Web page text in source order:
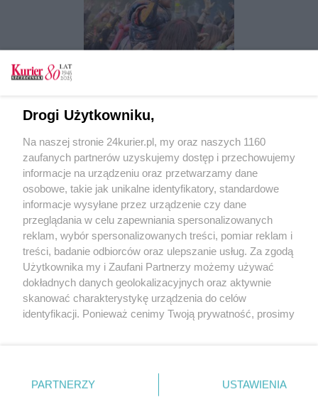
Tylko zalogowani użytkownicy mają możliwość
Zaloguj sięZarejestruj
POGODA
19℃
Zobacz prognozę na 3 dni
Copyright © 2022 Kurier Szczeciński sp. z o.o.
Drogi Użytkowniku,
Na naszej stronie 24kurier.pl, my oraz naszych 1160
zaufanych partnerów uzyskujemy dostęp i przechowujemy
informacje na urządzeniu oraz przetwarzamy dane
osobowe, takie jak unikalne identyfikatory, standardowe
informacje wysyłane przez urządzenie czy dane
przeglądania w celu zapewniania spersonalizowanych
reklam, wybór spersonalizowanych treści, pomiar reklam i
treści, badanie odbiorców oraz ulepszanie usług. Za zgodą
Użytkownika my i Zaufani Partnerzy możemy używać
dokładnych danych geolokalizacyjnych oraz aktywnie
skanować charakterystykę urządzenia do celów
identyfikacji. Ponieważ cenimy Twoją prywatność, prosimy
prywatności znajdujący się w lewym dolnym rogu strony
. Niektóre rodzaje przetwarzania danych nie wymagają
PARTNERZY USTAWIENIA